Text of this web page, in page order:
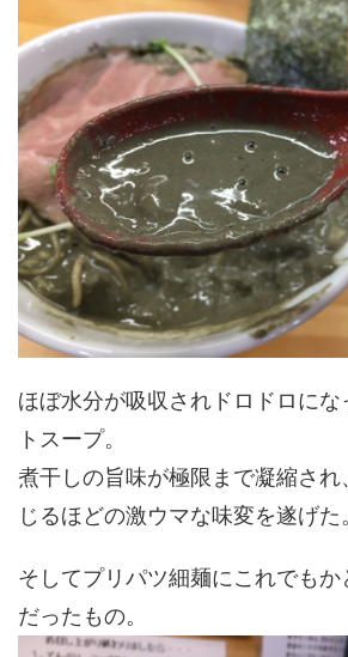
ほぼ水分が吸収されドロドロに
トスープ。
煮干しの旨味が極限まで凝縮さ
じるほどの激ウマな味変を遂げた
そしてプリパツ細麺にこれでも
だったもの。